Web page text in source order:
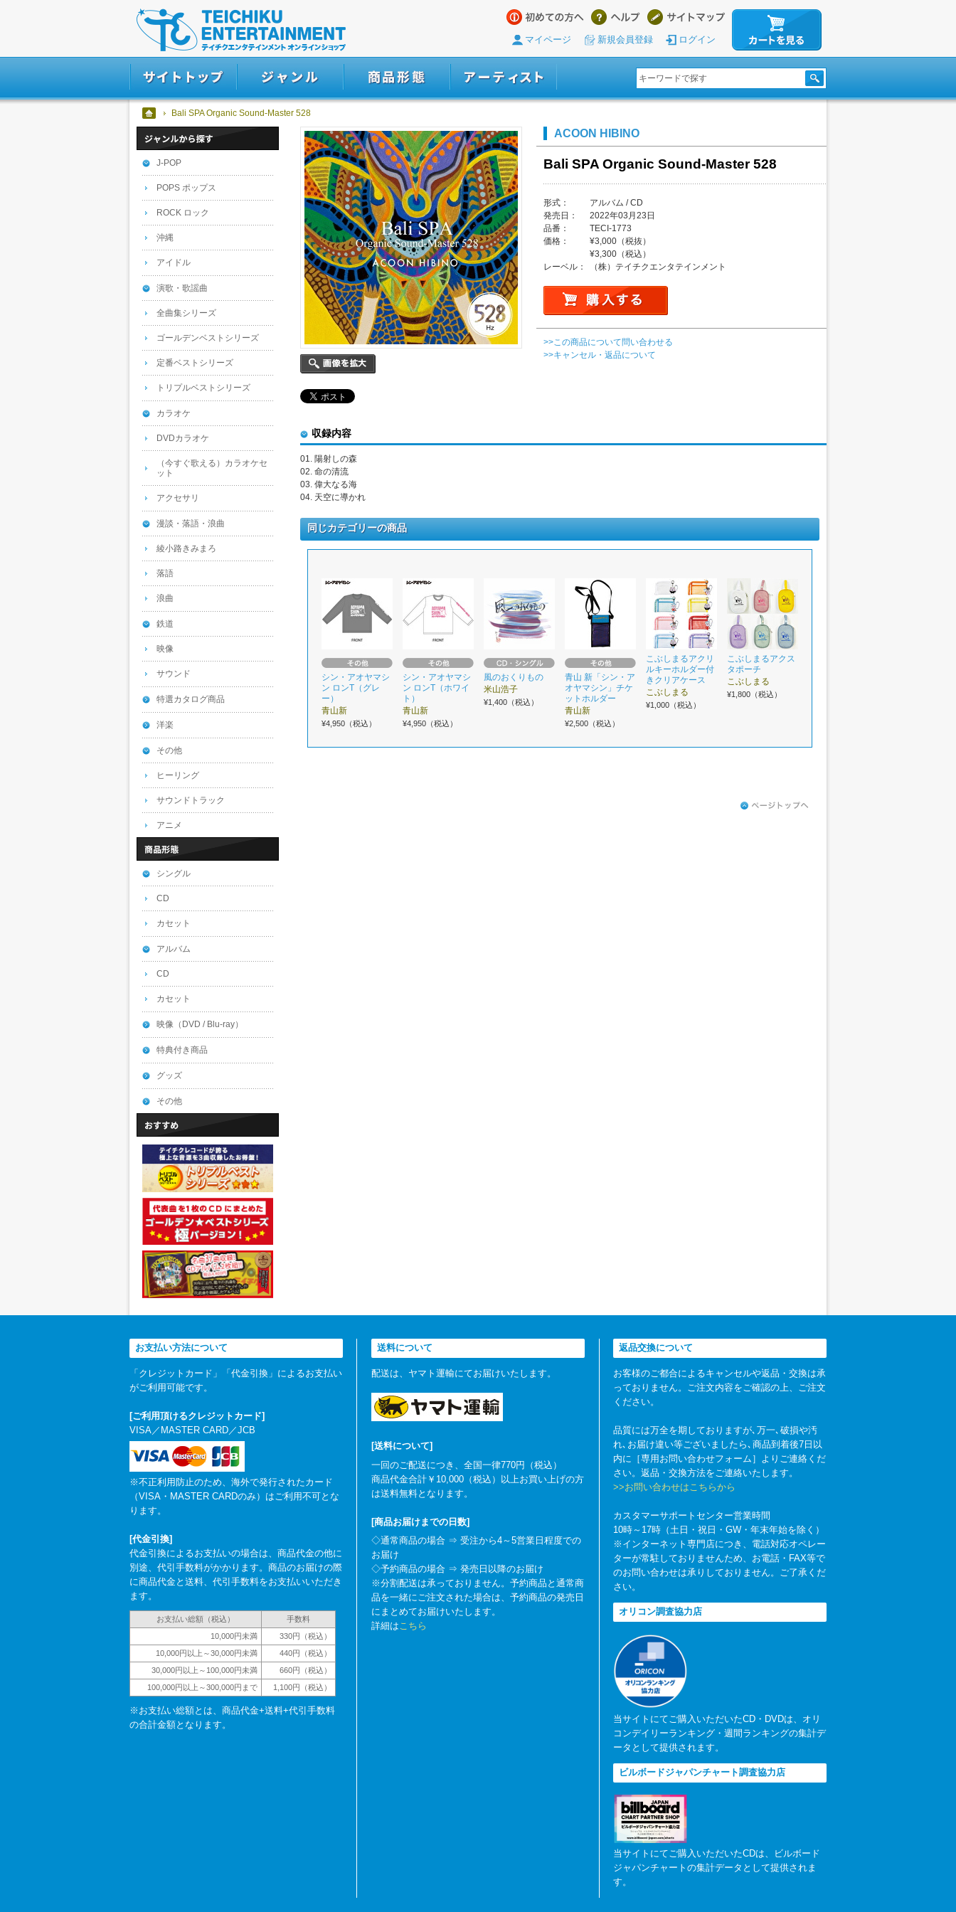
マイページ 新規会員登録 ログイン
Bali SPA Organic Sound-Master 528
ACOON HIBINO
Bali SPA Organic Sound-Master 528
形式：
アルバム / CD
発売日：
2022年03月23日
品番：
TECI-1773
価格：
¥3,000（税抜）
¥3,300（税込）
レーベル：
（株）テイチクエンタテインメント
>>この商品について問い合わせる
>>キャンセル・返品について
収録内容
01. 陽射しの森
02. 命の清流
03. 偉大なる海
04. 天空に導かれ
同じカテゴリーの商品
シン・アオヤマシ
ン ロンT（グレ
ー）
青山新
¥4,950（税込）
シン・アオヤマシ
ン ロンT（ホワイ
ト）
青山新
¥4,950（税込）
風のおくりもの
米山浩子
¥1,400（税込）
青山 新「シン・ア
オヤマシン」チケ
ットホルダー
青山新
¥2,500（税込）
こぶしまるアクリ
ルキーホルダー付
きクリアケース
こぶしまる
¥1,000（税込）
こぶしまるアクス
タポーチ
こぶしまる
¥1,800（税込）
J-POP
POPS ポップス
ROCK ロック
沖縄
アイドル
演歌・歌謡曲
全曲集シリーズ
ゴールデンベストシリーズ
定番ベストシリーズ
トリプルベストシリーズ
カラオケ
DVDカラオケ
（今すぐ歌える）カラオケセ
ット
アクセサリ
漫談・落語・浪曲
綾小路きみまろ
落語
浪曲
鉄道
映像
サウンド
特選カタログ商品
洋楽
その他
ヒーリング
サウンドトラック
アニメ
シングル
CD
カセット
アルバム
CD
カセット
映像（DVD / Blu-ray）
特典付き商品
グッズ
その他
お支払い方法について
「クレジットカード」「代金引換」によるお支払い
がご利用可能です。
[ご利用頂けるクレジットカード]
VISA／MASTER CARD／JCB
※不正利用防止のため、海外で発行されたカード
（VISA・MASTER CARDのみ）はご利用不可とな
ります。
[代金引換]
代金引換によるお支払いの場合は、商品代金の他に
別途、代引手数料がかかります。商品のお届けの際
に商品代金と送料、代引手数料をお支払いいただき
ます。
お支払い総額（税込）
手数料
10,000円未満
330円（税込）
10,000円以上～30,000円未満
440円（税込）
30,000円以上～100,000円未満
660円（税込）
100,000円以上～300,000円まで
1,100円（税込）
※お支払い総額とは、商品代金+送料+代引手数料
の合計金額となります。
送料について
配送は、ヤマト運輸にてお届けいたします。
[送料について]
一回のご配送につき、全国一律770円（税込）
商品代金合計￥10,000（税込）以上お買い上げの方
は送料無料となります。
[商品お届けまでの日数]
◇通常商品の場合 ⇒ 受注から4～5営業日程度での
お届け
◇予約商品の場合 ⇒ 発売日以降のお届け
※分割配送は承っておりません。予約商品と通常商
品を一緒にご注文された場合は、予約商品の発売日
にまとめてお届けいたします。
詳細はこちら
返品交換について
お客様のご都合によるキャンセルや返品・交換は承
っておりません。ご注文内容をご確認の上、ご注文
ください。
品質には万全を期しておりますが､万一､破損や汚
れ､お届け違い等ございましたら､商品到着後7日以
内に［専用お問い合わせフォーム］よりご連絡くだ
さい。返品・交換方法をご連絡いたします。
>>お問い合わせはこちらから
カスタマーサポートセンター営業時間
10時～17時（土日・祝日・GW・年末年始を除く）
※インターネット専門店につき、電話対応オペレー
ターが常駐しておりませんため、お電話・FAX等で
のお問い合わせは承りしておりません。ご了承くだ
さい。
オリコン調査協力店
当サイトにてご購入いただいたCD・DVDは、オリ
コンデイリーランキング・週間ランキングの集計デ
ータとして提供されます。
ビルボードジャパンチャート調査協力店
当サイトにてご購入いただいたCDは、ビルボード
ジャパンチャートの集計データとして提供されま
す。